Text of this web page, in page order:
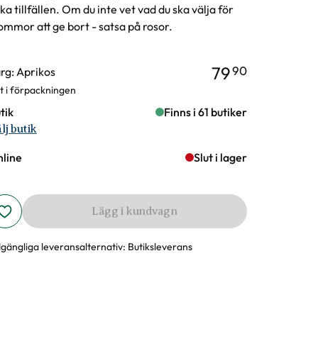
tillfällen. Om du inte vet vad du ska välja för
att ge bort - satsa på rosor.
Aprikos
i förpackningen
7990
Finns i 61 butiker
butik
Slut i lager
Lägg i kundvagn
leveransalternativ: Butiksleverans